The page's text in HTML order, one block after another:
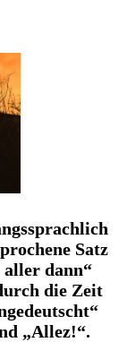
Satz
dann“
die Zeit
„Allez!“.